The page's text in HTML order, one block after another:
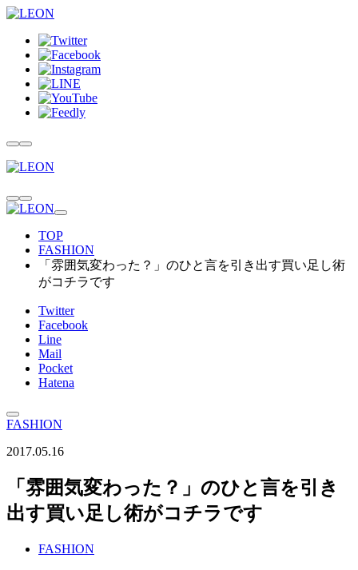
TOP
FASHION
「雰囲気変わった？」のひと言を引き出す買い足し術
がコチラです
Twitter
Facebook
Line
Mail
Pocket
Hatena
FASHION
2017.05.16
「雰囲気変わった？」のひと言を引き
出す買い足し術がコチラです
FASHION